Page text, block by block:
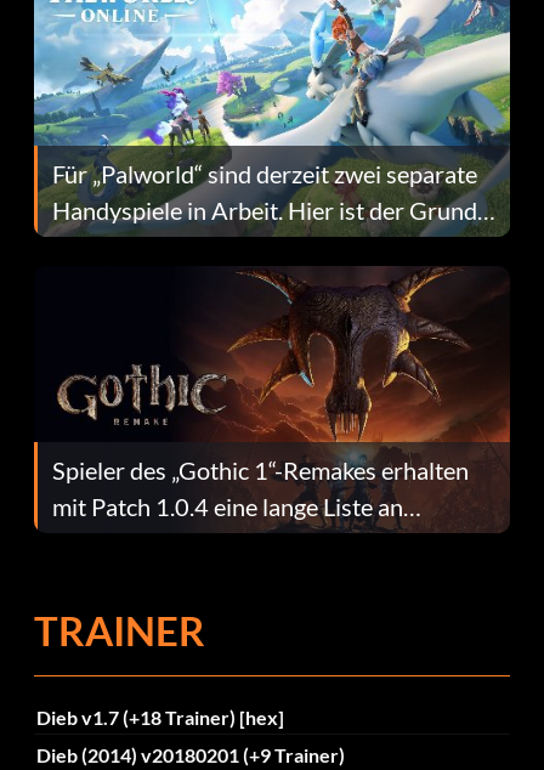
Für „Palworld“ sind derzeit zwei separate
Handyspiele in Arbeit. Hier ist der Grund
dafür.
Spieler des „Gothic 1“-Remakes erhalten
mit Patch 1.0.4 eine lange Liste an
Fehlerbehebungen
TRAINER
Dieb v1.7 (+18 Trainer) [hex]
Dieb (2014) v20180201 (+9 Trainer)